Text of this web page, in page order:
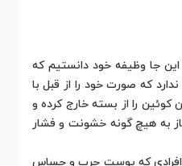
جا وظیفه خود دانستیم که
این محصول لزومی ندارد که صورت خود را از قبل با
تنها کافی است در هر جایی که هستید که یک عدد از دستمال مرطوب مناسب پوست خشک 27 عددی سون کوئین را از بسته خارج کرده و
به وسیله دستمال مرطوب مناسب پوست خشک 27 عددی سون کوئین نیاز به هیچ گونه خشونت و فشار
هیچ عنوان افرادی که پوست چرب و حساس